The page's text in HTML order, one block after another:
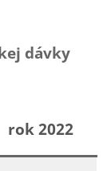
dávky
rok 2022